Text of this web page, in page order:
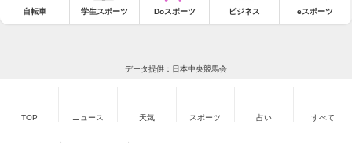
自転車 学生スポーツ Doスポーツ ビジネス eスポーツ
データ提供：日本中央競馬会
TOP ニュース 天気 スポーツ 占い すべて